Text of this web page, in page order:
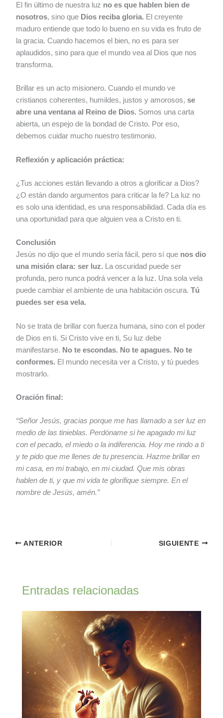
El fin último de nuestra luz no es que hablen bien de
nosotros, sino que Dios reciba gloria. El creyente
maduro entiende que todo lo bueno en su vida es fruto de
la gracia. Cuando hacemos el bien, no es para ser
aplaudidos, sino para que el mundo vea al Dios que nos
transforma.
Brillar es un acto misionero. Cuando el mundo ve
cristianos coherentes, humildes, justos y amorosos,se
abre una ventana al Reino de Dios. Somos una carta
abierta, un espejo de la bondad de Cristo. Por eso,
debemos cuidar mucho nuestro testimonio.
Reflexión y aplicación práctica:
¿Tus acciones están llevando a otros a glorificar a Dios?
¿O están dando argumentos para criticar la fe? La luz no
es solo una identidad, es una responsabilidad. Cada día es
una oportunidad para que alguien vea a Cristo en ti.
Conclusión
Jesús no dijo que el mundo sería fácil, pero sí que nos dio
una misión clara: ser luz. La oscuridad puede ser
profunda, pero nunca podrá vencer a la luz. Una sola vela
puede cambiar el ambiente de una habitación oscura.Tú
puedes ser esa vela.
No se trata de brillar con fuerza humana, sino con el poder
de Dios en ti. Si Cristo vive en ti, Su luz debe
manifestarse. No te escondas. No te apagues. No te
conformes. El mundo necesita ver a Cristo, y tú puedes
mostrarlo.
Oración final:
“Señor Jesús, gracias porque me has llamado a ser luz en
medio de las tinieblas. Perdóname si he apagado mi luz
con el pecado, el miedo o la indiferencia. Hoy me rindo a ti
y te pido que me llenes de tu presencia. Hazme brillar en
mi casa, en mi trabajo, en mi ciudad. Que mis obras
hablen de ti, y que mi vida te glorifique siempre. En el
nombre de Jesús, amén.”
ANTERIOR SIGUIENTE
Entradas relacionadas